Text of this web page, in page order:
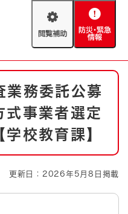
閲
助
防
緊
情
報
救急・消防
AED設置箇所
業務委託公募
式事業者選定
校教育課】
更新日：2026年5月8日掲載